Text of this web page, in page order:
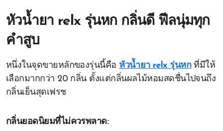
หัวน้ำยา relx รุ่นหก กลิ่นดี ฟีลนุ่มทุก
คำสูบ
หนึ่งในจุดขายหลักของรุ่นนี้คือ หัวน้ำยา relx รุ่นหกที่มีให้
เลือกมากกว่า 20 กลิ่น ตั้งแต่กลิ่นผลไม้หอมสดชื่นไปจนถึง
กลิ่นเย็นสุดเฟรช
กลิ่นยอดนิยมที่ไม่ควรพลาด: